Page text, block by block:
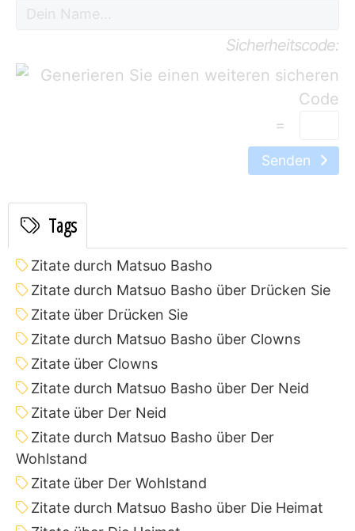
Sicherheitscode:
=
Senden
Tags
Zitate durch Matsuo Basho
Zitate durch Matsuo Basho über Drücken Sie
Zitate über Drücken Sie
Zitate durch Matsuo Basho über Clowns
Zitate über Clowns
Zitate durch Matsuo Basho über Der Neid
Zitate über Der Neid
Zitate durch Matsuo Basho über Der
Wohlstand
Zitate über Der Wohlstand
Zitate durch Matsuo Basho über Die Heimat